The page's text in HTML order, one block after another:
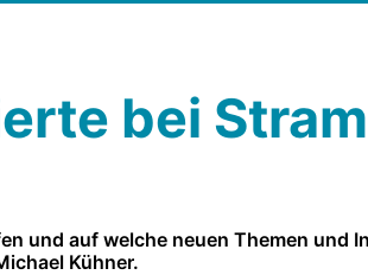
bei
und auf welche neuen Themen und
Kühner.